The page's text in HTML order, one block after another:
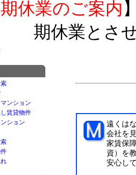
休業のご案内
期休業とさ
遠くは
会社を
家賃保
資）を
安心し
ンション
賃貸物件
ション